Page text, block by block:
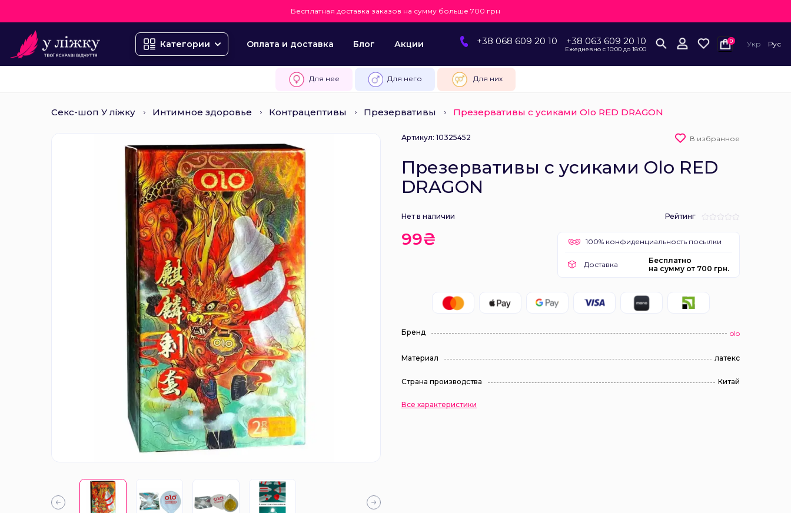
Бесплатная доставка заказов на сумму больше 700 грн
Категории Оплата и доставка Блог Акции +38 068 609 20 10 +38 063 609 20 10
Ежедневно с 10:00 до 18:00
0 Укр Рус
Для нее Для него Для них
Секс-шоп У ліжку Интимное здоровье Контрацептивы Презервативы Презервативы с усиками Olo RED DRAGON
Артикул: 10325452 В избранное
Презервативы с усиками Olo RED
DRAGON
Нет в наличии Рейтинг
99₴ 100% конфиденциальность посылки
Доставка
Бесплатно
на сумму от 700 грн.
Бренд olo
Материал латекс
Страна производства Китай
Все характеристики